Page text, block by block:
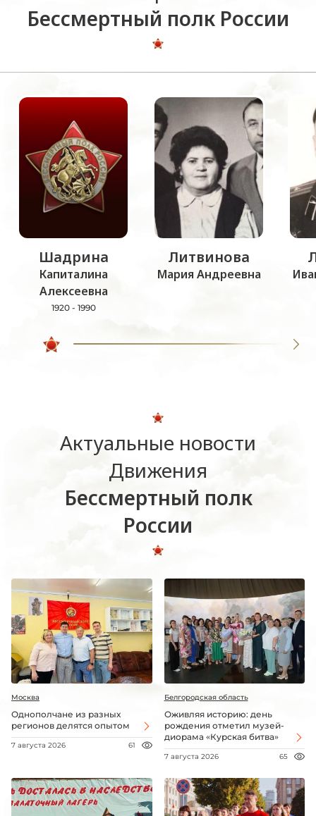
Бессмертный полк России
Шадрина
Капиталина
Алексеевна
1920 - 1990
Литвинова
Мария Андреевна
Актуальные новости
Движения
Бессмертный полк
России
Москва
Однополчане из разных
регионов делятся опытом
7 августа 2026 61
Белгородская область
Оживляя историю: день
рождения отметил музей-
диорама «Курская битва»
7 августа 2026 65